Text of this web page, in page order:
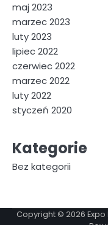
maj 2023
marzec 2023
luty 2023
lipiec 2022
czerwiec 2022
marzec 2022
luty 2022
styczeń 2020
Kategorie
Bez kategorii
Copyright © 2026